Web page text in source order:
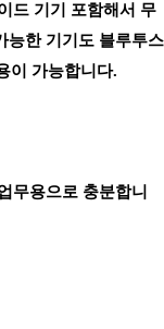
드 기기 포함해서 무
능한 기기도 블루투스
이 가능합니다.
무용으로 충분합니